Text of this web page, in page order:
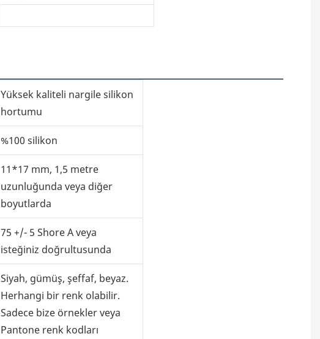
Yüksek kaliteli nargile silikon
hortumu
%100 silikon
11*17 mm, 1,5 metre
uzunluğunda veya diğer
boyutlarda
75 +/- 5 Shore A veya
isteğiniz doğrultusunda
Siyah, gümüş, şeffaf, beyaz.
Herhangi bir renk olabilir.
Sadece bize örnekler veya
Pantone renk kodları